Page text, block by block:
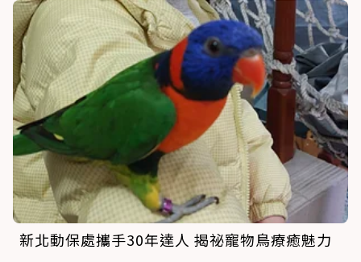
新北動保處攜手30年達人 揭祕寵物鳥療癒魅力